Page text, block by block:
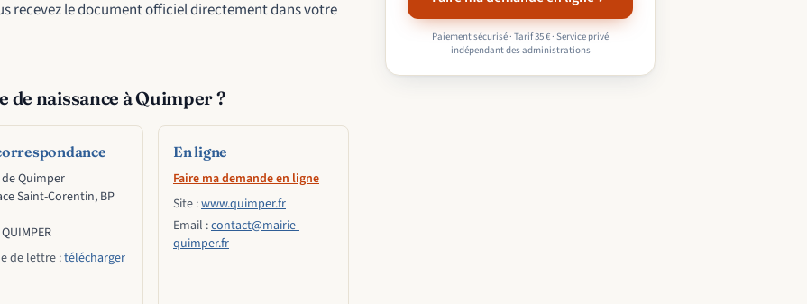
recevez le document officiel directement dans votre
naissance à Quimper ?
de Quimper
Saint-Corentin, BP
de lettre :télécharger
En ligne
Faire ma demande en ligne
Site :www.quimper.fr
Email :contact@mairie-
quimper.fr
Paiement sécurisé · Tarif 35 € · Service privé
indépendant des administrations